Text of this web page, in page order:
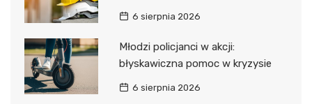
6 sierpnia 2026
Młodzi policjanci w akcji:
błyskawiczna pomoc w kryzysie
6 sierpnia 2026